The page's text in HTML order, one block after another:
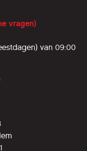
vragen)
van 09:00